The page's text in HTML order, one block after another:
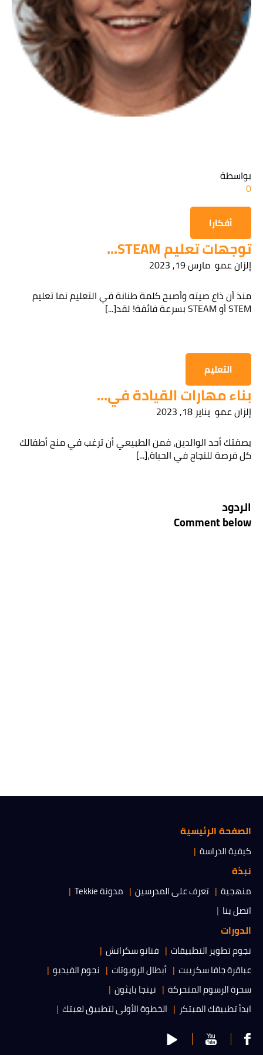
بواسطة
0
أفكارا
توجهات تعليم STEAM...
إلزان عمو مارس 19, 2023
منذ أن ذاع صيته وأصبح كلمة طنانة في التعليم نما تعليم
STEM أو STEAM بسرعة فائقة! لقد[...]
التعليم
بناء مهارات القيادة في...
إلزان عمو يناير 18, 2023
بصفتك أحد الوالدين، فمن الطبيعي أن ترغب في منح أطفالك
كل فرصة للنجاح في الحياة،[...]
الردود
Comment below
الصفحة الرئيسية
كيفية الدراسة
نبذة
منهجية تعرف على المدرسين
مدونة Tekkie
اتصل بنا
الدورات
نجوم تطوير التطبيقات
فنانو سكراتش
عباقرة جافا سكريبت
أبطال الروبوتات
نجوم الفيديو
سحرة الرسوم المتحركة
نينجا بايثون
ابدأ تطبيقك المبتكر
الخطوة الأولى لتطبيق لعبتك
قراءة سياسة الخصوصية
الحصول على المعلومات